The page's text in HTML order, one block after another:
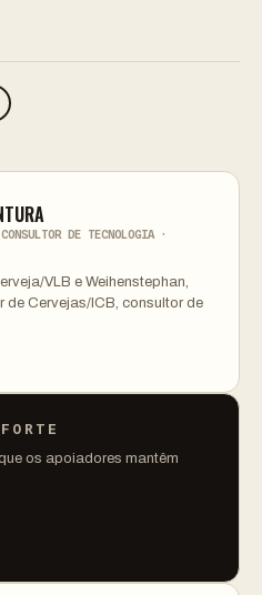
DE TECNOLOGIA ·
VLB e Weihenstephan,
de Cervejas/ICB, consultor de
os apoiadores mantêm